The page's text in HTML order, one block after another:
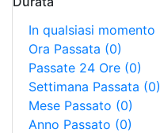
In qualsiasi momento
Ora Passata (0)
Passate 24 Ore (0)
Settimana Passata (0)
Mese Passato (0)
Anno Passato (0)